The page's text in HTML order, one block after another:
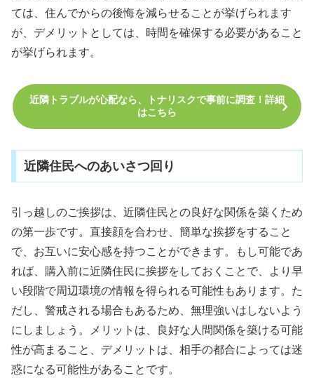
ては、住んでからの後悔を減らせることが挙げられます
が、デメリットとしては、時間を確保する必要があること
が挙げられます。
近隣トラブルが心配なら、トナリスクで事前に調査！詳細
はこちら
近隣住民へのあいさつ回り
引っ越しのご挨拶は、近隣住民との良好な関係を築くため
の第一歩です。直接顔を合わせ、簡単な挨拶をすること
で、お互いに安心感を持つことができます。もし可能であ
れば、購入前に近隣住民に挨拶をしておくことで、より早
い段階で周辺環境の情報を得られる可能性もあります。た
だし、警戒される場合もあるため、無理強いはしないよう
にしましょう。メリットは、良好な人間関係を築ける可能
性が高まること、デメリットは、相手の都合によっては迷
惑になる可能性があることです。